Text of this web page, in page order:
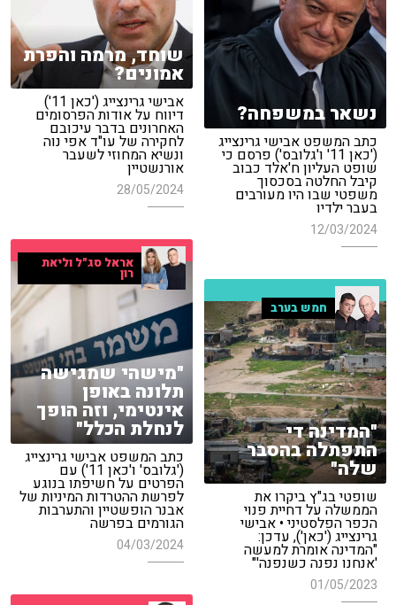
שוחד, מרמה והפרת
אמונים?
אבישי גרינצייג ('כאן 11')
דיווח על אודות הפרסומים
האחרונים בדבר עיכובם
לחקירה של עו"ד אפי נוה
ונשיא המחוזי לשעבר
אורנשטיין
28/05/2024
נשאר במשפחה?
כתב המשפט אבישי גרינצייג
('כאן 11' ו'גלובס') פרסם כי
שופט העליון ח'אלד כבוב
קיבל החלטה בסכסוך
משפטי שבו היו מעורבים
בעבר ילדיו
12/03/2024
אראל סג"ל וליאת
רון
"מישהי שמגישה
תלונה באופן
אינטימי, וזה הופך
לנחלת הכלל"
כתב המשפט אבישי גרינצייג
('גלובס' ו'כאן 11') עם
הפרטים על חשיפתו בנוגע
לפרשת ההטרדות המיניות של
אבנר הופשטיין והתערבות
הגורמים בפרשה
04/03/2024
חמש בערב
"המדינה די
התפתלה בהסבר
שלה"
שופטי בג"ץ ביקרו את
הממשלה על דחיית פנוי
הכפר הפלסטיני • אבישי
גרינצייג ('כאן'), עדכן:
"המדינה אומרת למעשה
'אנחנו נפנה כשנפנה'"
01/05/2023